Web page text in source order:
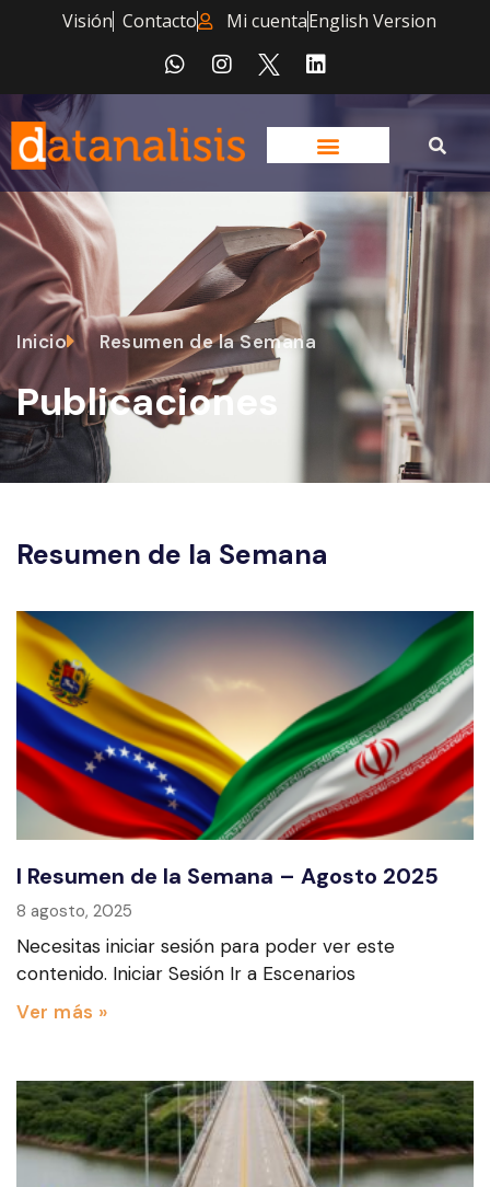
Visión Contacto Mi cuentaEnglish Version
Inicio Resumen de la Semana
Publicaciones
Resumen de la Semana
I Resumen de la Semana – Agosto 2025
8 agosto, 2025
Necesitas iniciar sesión para poder ver este
contenido. Iniciar Sesión Ir a Escenarios
Ver más »